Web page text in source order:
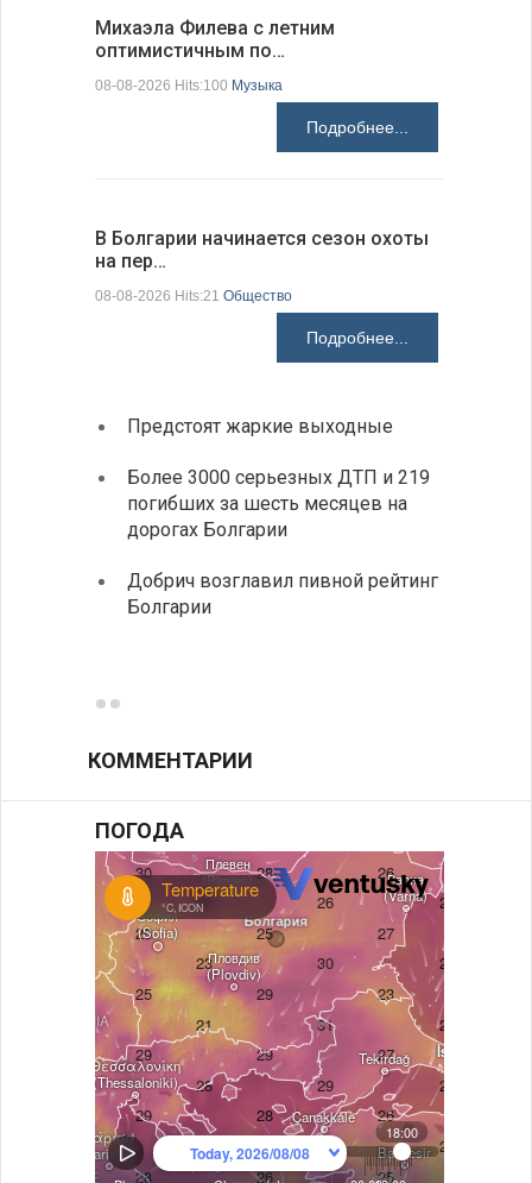
Михаэла Филева с летним
оптимистичным по…
08-08-2026 Hits:100 Музыка
Подробнее...
В Болгарии начинается сезон охоты
на пер…
08-08-2026 Hits:21 Общество
Подробнее...
Предстоят жаркие выходные
Более 3000 серьезных ДТП и 219
погибших за шесть месяцев на
дорогах Болгарии
Добрич возглавил пивной рейтинг
Болгарии
КОММЕНТАРИИ
ПОГОДА